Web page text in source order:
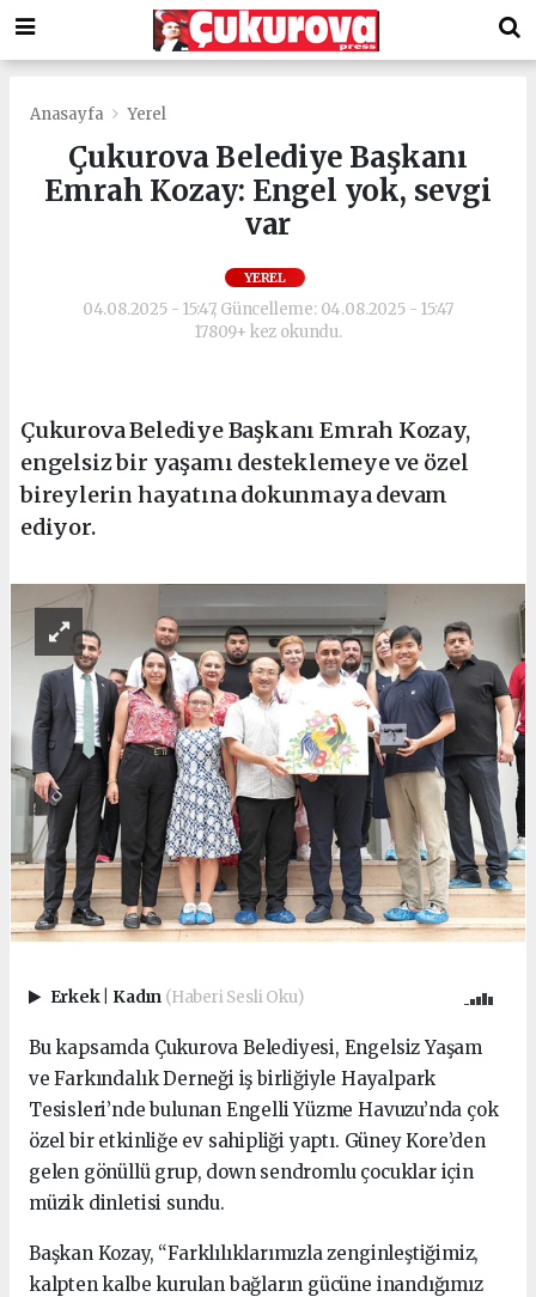
Anasayfa Yerel
Çukurova Belediye Başkanı
Emrah Kozay: Engel yok, sevgi
var
YEREL
04.08.2025 - 15:47, Güncelleme: 04.08.2025 - 15:47
17809+ kez okundu.
Çukurova Belediye Başkanı Emrah Kozay,
engelsiz bir yaşamı desteklemeye ve özel
bireylerin hayatına dokunmaya devam
ediyor.
Erkek Kadın (Haberi Sesli Oku)
Bu kapsamda Çukurova Belediyesi, Engelsiz Yaşam
ve Farkındalık Derneği iş birliğiyle Hayalpark
Tesisleri’nde bulunan Engelli Yüzme Havuzu’nda çok
özel bir etkinliğe ev sahipliği yaptı. Güney Kore’den
gelen gönüllü grup, down sendromlu çocuklar için
müzik dinletisi sundu.
Başkan Kozay, “Farklılıklarımızla zenginleştiğimiz,
kalpten kalbe kurulan bağların gücüne inandığımız